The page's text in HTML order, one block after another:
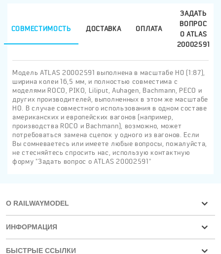
СОВМЕСТИМОСТЬ ДОСТАВКА ОПЛАТА
ЗАДАТЬ
ВОПРОС
О ATLAS
20002591
Модель ATLAS 20002591 выполнена в масштабе H0 (1:87),
ширина колеи 16,5 мм, и полностью совместима с
моделями ROCO, PIKO, Liliput, Auhagen, Bachmann, PECO и
других производителей, выполненных в этом же масштабе
HO. В случае совместного использования в одном составе
американских и европейских вагонов (например,
производства ROCO и Bachmann), возможно, может
потребоваться замена сцепок у одного из вагонов. Если
Вы сомневаетесь или имеете любые вопросы, пожалуйста,
не стесняйтесь спросить нас, использую контактную
форму "Задать вопрос о ATLAS 20002591"
О RAILWAYMODEL
ИНФОРМАЦИЯ
БЫСТРЫЕ ССЫЛКИ